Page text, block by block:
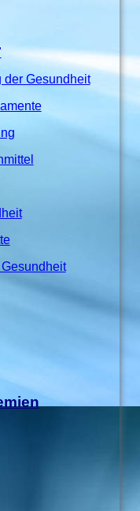
der Gesundheit